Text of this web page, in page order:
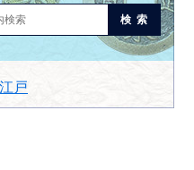
検索
江戸